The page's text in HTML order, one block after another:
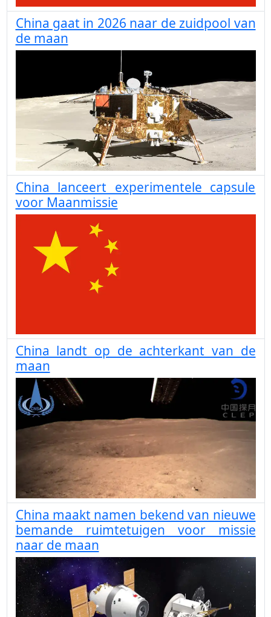
China gaat in 2026 naar de zuidpool van
de maan
China lanceert experimentele capsule
voor Maanmissie
China landt op de achterkant van de
maan
China maakt namen bekend van nieuwe
bemande ruimtetuigen voor missie
naar de maan